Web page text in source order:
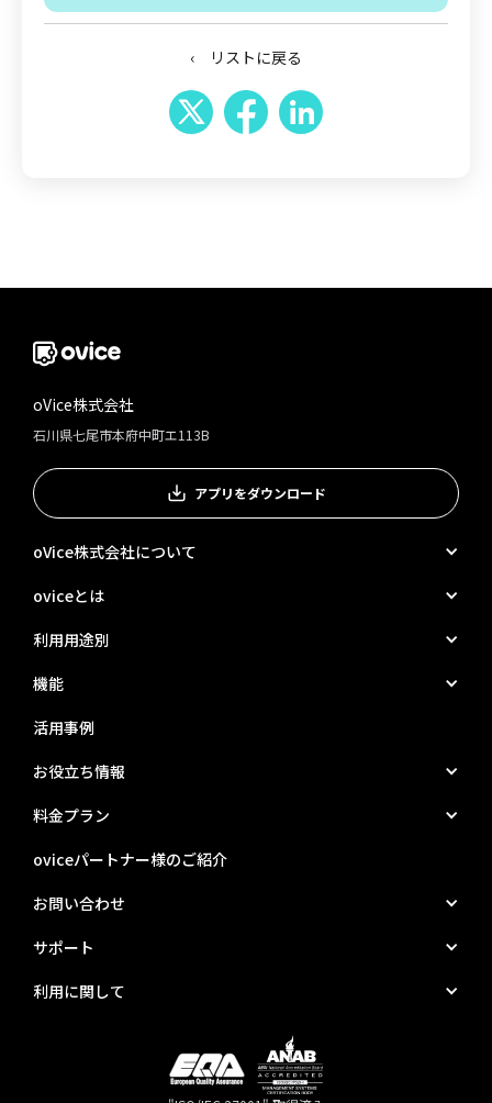
‹ リストに戻る
oVice株式会社
石川県七尾市本府中町エ113B
アプリをダウンロード
oVice株式会社について
oviceとは
利用用途別
機能
活用事例
お役立ち情報
料金プラン
oviceパートナー様のご紹介
お問い合わせ
サポート
利用に関して